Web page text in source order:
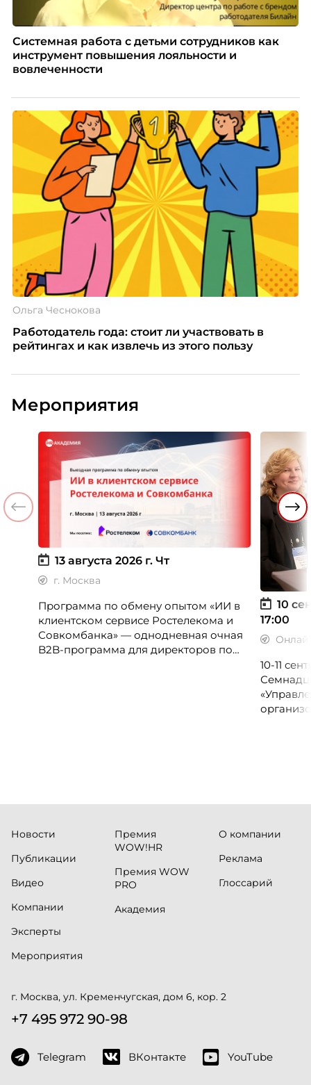
Системная работа с детьми сотрудников как
инструмент повышения лояльности и
вовлеченности
Ольга Чеснокова
Работодатель года: стоит ли участвовать в
рейтингах и как извлечь из этого пользу
Мероприятия
13 августа 2026 г. Чт
г. Москва
Программа по обмену опытом «ИИ в
клиентском сервисе Ростелекома и
Совкомбанка» — однодневная очная
B2B-программа для директоров по
10
17:00
10-11
Новости
Публикации
Видео
Компании
Эксперты
Мероприятия
Премия
WOW!HR
Премия WOW
PRO
Академия
О компании
Реклама
Глоссарий
г. Москва, ул. Кременчугская, дом 6, кор. 2
+7 495 972 90-98
Telegram ВКонтакте YouTube